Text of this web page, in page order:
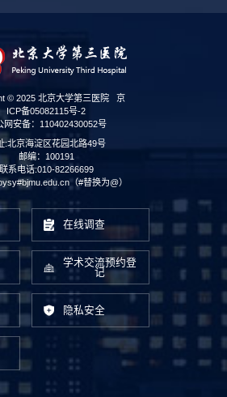
© 2025 北京大学第三医院 京
ICP备05082115号-2
网安备：110402430052号
:北京海淀区花园北路49号
邮编：100191
系电话:010-82266699
（#替换为@）
在线调查
学术交流预约登
记
隐私安全